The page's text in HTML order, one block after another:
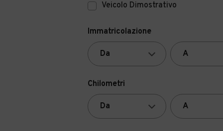
Veicolo Dimostrativo
Immatricolazione
Chilometri